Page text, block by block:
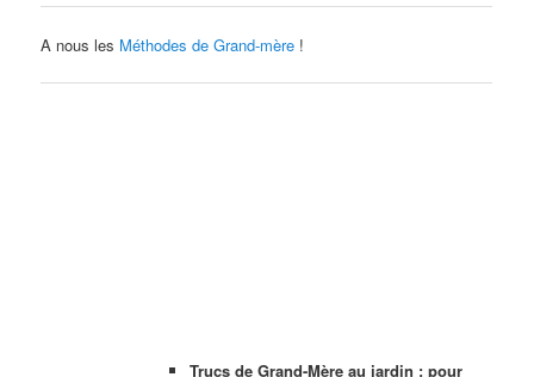
A nous les Méthodes de Grand-mère !
Trucs de Grand-Mère au jardin : pour